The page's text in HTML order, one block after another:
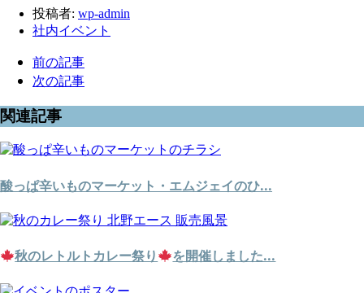
投稿者: wp-admin
社内イベント
前の記事
次の記事
関連記事
酸っぱ辛いものマーケット・エムジェイのひ...
秋のレトルトカレー祭り を開催しました...